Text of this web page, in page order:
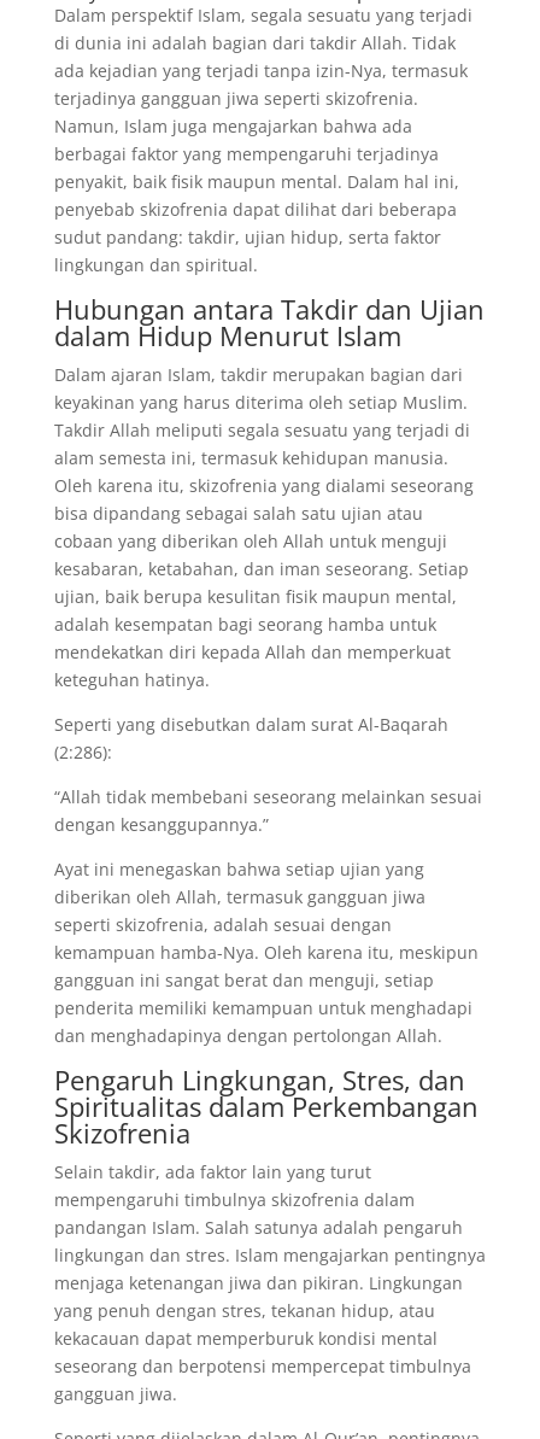
Dalam perspektif Islam, segala sesuatu yang terjadi
di dunia ini adalah bagian dari takdir Allah. Tidak
ada kejadian yang terjadi tanpa izin-Nya, termasuk
terjadinya gangguan jiwa seperti skizofrenia.
Namun, Islam juga mengajarkan bahwa ada
berbagai faktor yang mempengaruhi terjadinya
penyakit, baik fisik maupun mental. Dalam hal ini,
penyebab skizofrenia dapat dilihat dari beberapa
sudut pandang: takdir, ujian hidup, serta faktor
lingkungan dan spiritual.
Hubungan antara Takdir dan Ujian
dalam Hidup Menurut Islam
Dalam ajaran Islam, takdir merupakan bagian dari
keyakinan yang harus diterima oleh setiap Muslim.
Takdir Allah meliputi segala sesuatu yang terjadi di
alam semesta ini, termasuk kehidupan manusia.
Oleh karena itu, skizofrenia yang dialami seseorang
bisa dipandang sebagai salah satu ujian atau
cobaan yang diberikan oleh Allah untuk menguji
kesabaran, ketabahan, dan iman seseorang. Setiap
ujian, baik berupa kesulitan fisik maupun mental,
adalah kesempatan bagi seorang hamba untuk
mendekatkan diri kepada Allah dan memperkuat
keteguhan hatinya.
Seperti yang disebutkan dalam surat Al-Baqarah
(2:286):
“Allah tidak membebani seseorang melainkan sesuai
dengan kesanggupannya.”
Ayat ini menegaskan bahwa setiap ujian yang
diberikan oleh Allah, termasuk gangguan jiwa
seperti skizofrenia, adalah sesuai dengan
kemampuan hamba-Nya. Oleh karena itu, meskipun
gangguan ini sangat berat dan menguji, setiap
penderita memiliki kemampuan untuk menghadapi
dan menghadapinya dengan pertolongan Allah.
Pengaruh Lingkungan, Stres, dan
Spiritualitas dalam Perkembangan
Skizofrenia
Selain takdir, ada faktor lain yang turut
mempengaruhi timbulnya skizofrenia dalam
pandangan Islam. Salah satunya adalah pengaruh
lingkungan dan stres. Islam mengajarkan pentingnya
menjaga ketenangan jiwa dan pikiran. Lingkungan
yang penuh dengan stres, tekanan hidup, atau
kekacauan dapat memperburuk kondisi mental
seseorang dan berpotensi mempercepat timbulnya
gangguan jiwa.